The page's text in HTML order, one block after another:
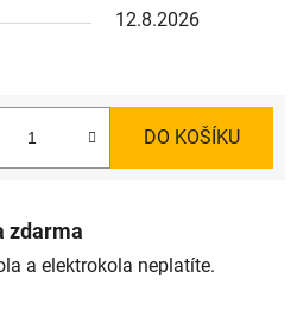
12.8.2026
DO KOŠÍKU
zdarma
a elektrokola neplatíte.